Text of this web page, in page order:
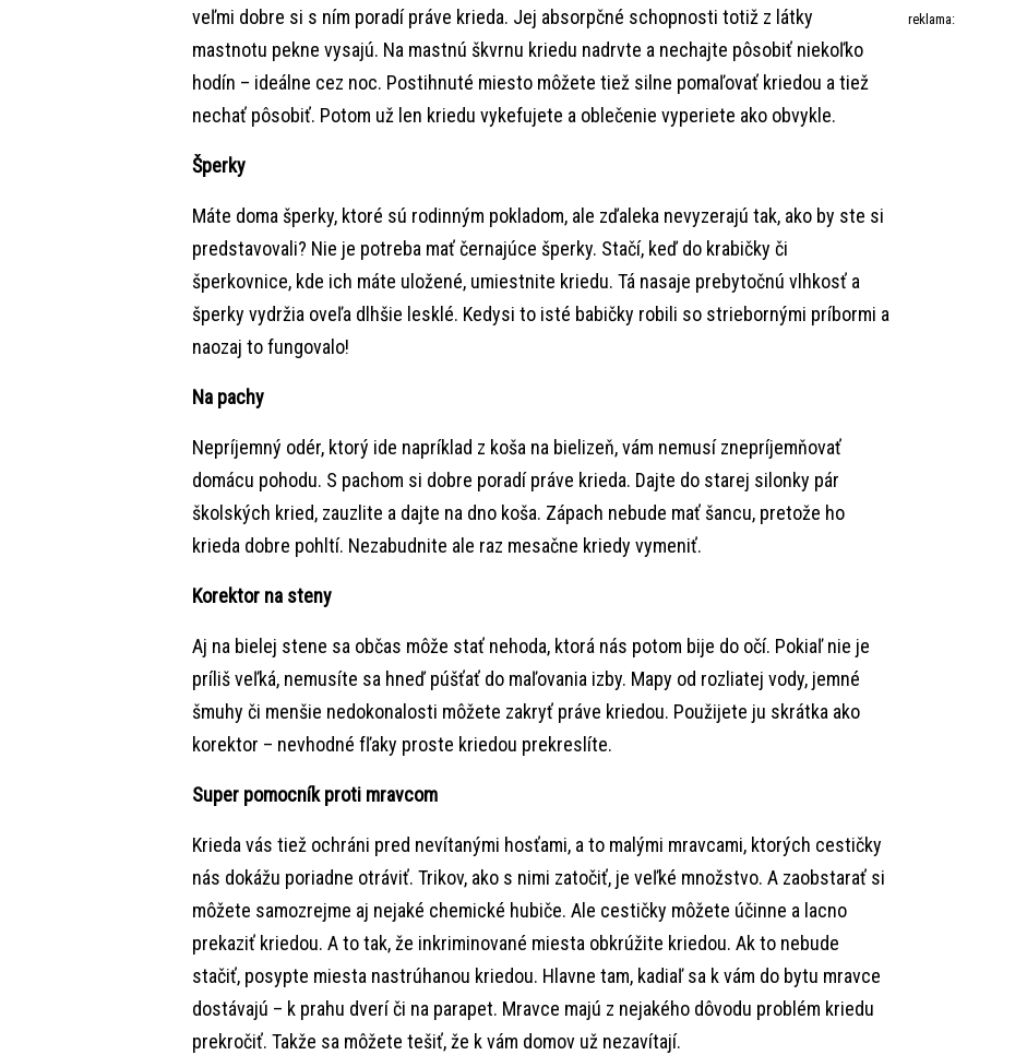
veľmi dobre si s ním poradí práve krieda. Jej absorpčné schopnosti totiž z látky
mastnotu pekne vysajú. Na mastnú škvrnu kriedu nadrvte a nechajte pôsobiť niekoľko
hodín – ideálne cez noc. Postihnuté miesto môžete tiež silne pomaľovať kriedou a tiež
nechať pôsobiť. Potom už len kriedu vykefujete a oblečenie vyperiete ako obvykle.
Šperky
Máte doma šperky, ktoré sú rodinným pokladom, ale zďaleka nevyzerajú tak, ako by ste si
predstavovali? Nie je potreba mať černajúce šperky. Stačí, keď do krabičky či
šperkovnice, kde ich máte uložené, umiestnite kriedu. Tá nasaje prebytočnú vlhkosť a
šperky vydržia oveľa dlhšie lesklé. Kedysi to isté babičky robili so striebornými príbormi a
naozaj to fungovalo!
Na pachy
Nepríjemný odér, ktorý ide napríklad z koša na bielizeň, vám nemusí znepríjemňovať
domácu pohodu. S pachom si dobre poradí práve krieda. Dajte do starej silonky pár
školských kried, zauzlite a dajte na dno koša. Zápach nebude mať šancu, pretože ho
krieda dobre pohltí. Nezabudnite ale raz mesačne kriedy vymeniť.
Korektor na steny
Aj na bielej stene sa občas môže stať nehoda, ktorá nás potom bije do očí. Pokiaľ nie je
príliš veľká, nemusíte sa hneď púšťať do maľovania izby. Mapy od rozliatej vody, jemné
šmuhy či menšie nedokonalosti môžete zakryť práve kriedou. Použijete ju skrátka ako
korektor – nevhodné fľaky proste kriedou prekreslíte.
Super pomocník proti mravcom
Krieda vás tiež ochráni pred nevítanými hosťami, a to malými mravcami, ktorých cestičky
nás dokážu poriadne otráviť. Trikov, ako s nimi zatočiť, je veľké množstvo. A zaobstarať si
môžete samozrejme aj nejaké chemické hubiče. Ale cestičky môžete účinne a lacno
prekaziť kriedou. A to tak, že inkriminované miesta obkrúžite kriedou. Ak to nebude
stačiť, posypte miesta nastrúhanou kriedou. Hlavne tam, kadiaľ sa k vám do bytu mravce
dostávajú – k prahu dverí či na parapet. Mravce majú z nejakého dôvodu problém kriedu
prekročiť. Takže sa môžete tešiť, že k vám domov už nezavítají.
reklama: